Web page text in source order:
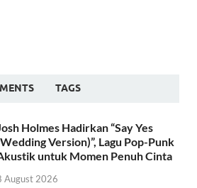
TAGS
Holmes Hadirkan “Say Yes
Version)”, Lagu Pop-Punk
untuk Momen Penuh Cinta
August 2026